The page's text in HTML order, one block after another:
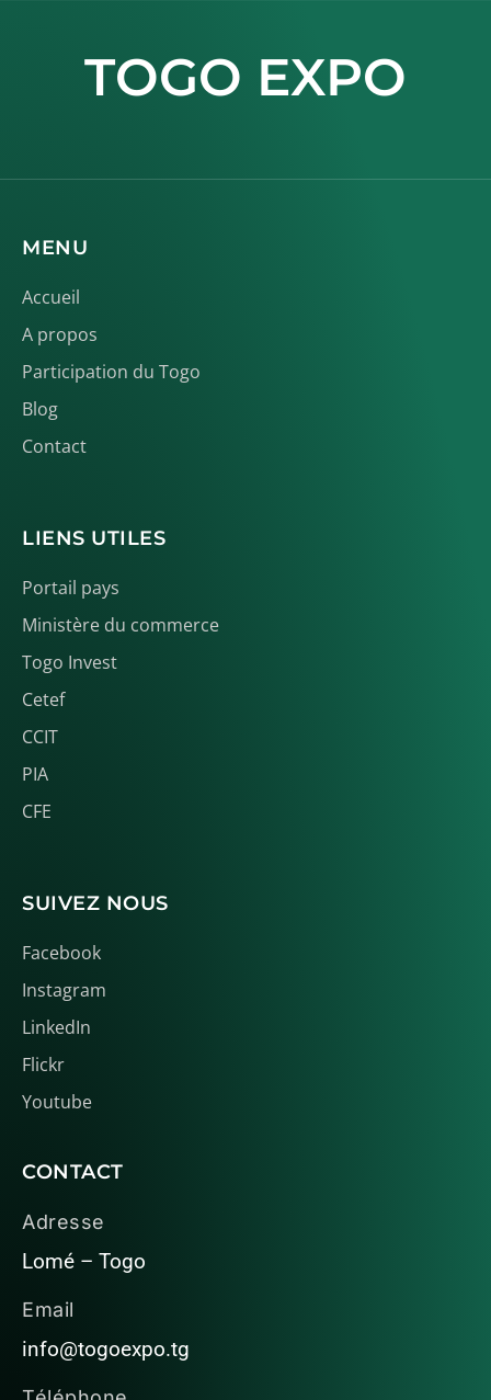
TOGO EXPO
MENU
Accueil
A propos
Participation du Togo
Blog
Contact
LIENS UTILES
Portail pays
Ministère du commerce
Togo Invest
Cetef
CCIT
PIA
CFE
SUIVEZ NOUS
Facebook
Instagram
LinkedIn
Flickr
Youtube
CONTACT
Adresse
Lomé – Togo
Email
info@togoexpo.tg